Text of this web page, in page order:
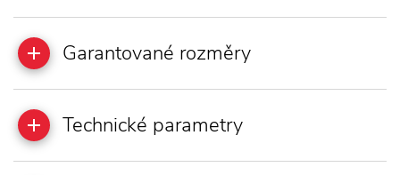
Garantované rozměry
Technické parametry